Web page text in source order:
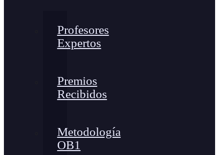
Profesores
Expertos
Premios
Recibidos
Metodología
OB1